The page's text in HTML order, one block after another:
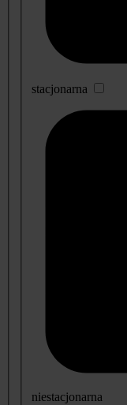
stacjonarna
niestacjonarna